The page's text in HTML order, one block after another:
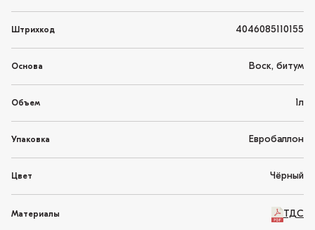
Штрихкод 4046085110155
Основа Воск, битум
Объем 1л
Упаковка Евробаллон
Цвет Чёрный
Материалы ТДС